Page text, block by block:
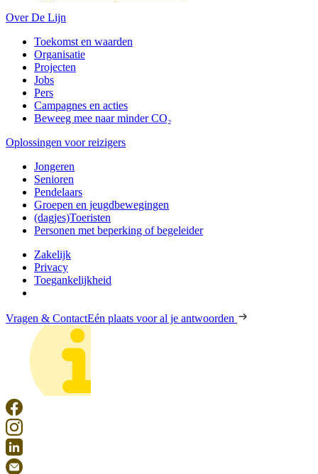
Over De Lijn
Toekomst en waarden
Organisatie
Projecten
Jobs
Pers
Campagnes en acties
Beweeg mee naar minder CO₂
Oplossingen voor reizigers
Jongeren
Senioren
Pendelaars
Groepen en jeugdbewegingen
(dagjes)Toeristen
Personen met beperking of begeleider
Zakelijk
Privacy
Toegankelijkheid
Vragen & ContactEén plaats voor al je antwoorden